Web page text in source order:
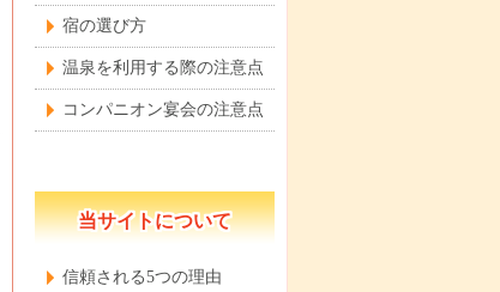
宿の選び方
温泉を利用する際の注意点
コンパニオン宴会の注意点
当サイトについて
信頼される5つの理由